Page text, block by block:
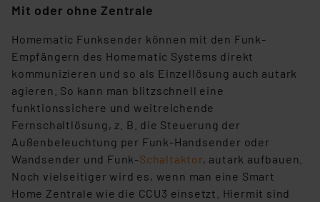
Mit oder ohne Zentrale
Homematic Funksender können mit den Funk-
Empfängern des Homematic Systems direkt
kommunizieren und so als Einzellösung auch autark
agieren. So kann man blitzschnell eine
funktionssichere und weitreichende
Fernschaltlösung, z. B. die Steuerung der
Außenbeleuchtung per Funk-Handsender oder
Wandsender und Funk-Schaltaktor, autark aufbauen.
Noch vielseitiger wird es, wenn man eine Smart
Home Zentrale wie die CCU3 einsetzt. Hiermit sind